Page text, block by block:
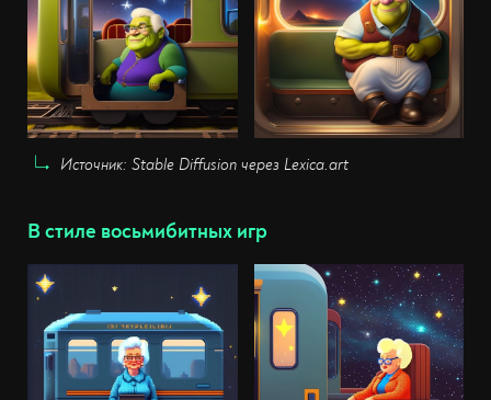
Источник: Stable Diffusion через Lexica.art
В стиле восьмибитных игр